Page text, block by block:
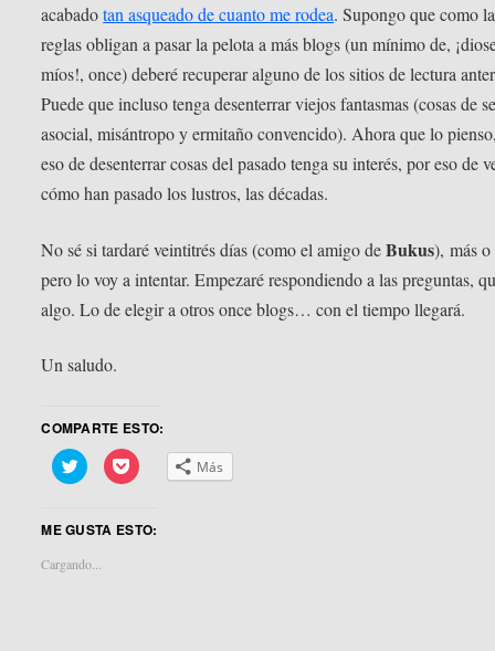
acabadotan asqueado de cuanto me rodea. Supongo que como
reglas obligan a pasar la pelota a más blogs (un mínimo de,
míos!, once) deberé recuperar alguno de los sitios de lectura
Puede que incluso tenga desenterrar viejos fantasmas (cosas de
asocial, misántropo y ermitaño convencido). Ahora que lo
eso de desenterrar cosas del pasado tenga su interés, por eso de
cómo han pasado los lustros, las décadas.
No sé si tardaré veintitrés días (como el amigo deBukus), más
pero lo voy a intentar. Empezaré respondiendo a las preguntas,
algo. Lo de elegir a otros once blogs… con el tiempo llegará.
Un saludo.
COMPARTE ESTO:
Haz
clic
Twitter
abre
en
Haz
clic
Pocket
Más
ME GUSTA ESTO:
Cargando...